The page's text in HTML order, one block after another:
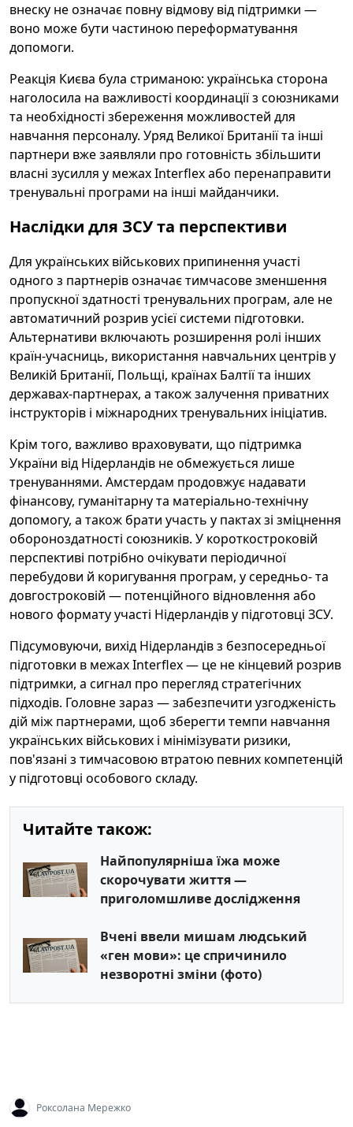
внеску не означає повну відмову від підтримки —
воно може бути частиною переформатування
допомоги.
Реакція Києва була стриманою: українська сторона
наголосила на важливості координації з союзниками
та необхідності збереження можливостей для
навчання персоналу. Уряд Великої Британії та інші
партнери вже заявляли про готовність збільшити
власні зусилля у межах Interflex або перенаправити
тренувальні програми на інші майданчики.
Наслідки для ЗСУ та перспективи
Для українських військових припинення участі
одного з партнерів означає тимчасове зменшення
пропускної здатності тренувальних програм, але не
автоматичний розрив усієї системи підготовки.
Альтернативи включають розширення ролі інших
країн-учасниць, використання навчальних центрів у
Великій Британії, Польщі, країнах Балтії та інших
державах-партнерах, а також залучення приватних
інструкторів і міжнародних тренувальних ініціатив.
Крім того, важливо враховувати, що підтримка
України від Нідерландів не обмежується лише
тренуваннями. Амстердам продовжує надавати
фінансову, гуманітарну та матеріально-технічну
допомогу, а також брати участь у пактах зі зміцнення
обороноздатності союзників. У короткостроковій
перспективі потрібно очікувати періодичної
перебудови й коригування програм, у середньо- та
довгостроковій — потенційного відновлення або
нового формату участі Нідерландів у підготовці ЗСУ.
Підсумовуючи, вихід Нідерландів з безпосередньої
підготовки в межах Interflex — це не кінцевий розрив
підтримки, а сигнал про перегляд стратегічних
підходів. Головне зараз — забезпечити узгодженість
дій між партнерами, щоб зберегти темпи навчання
українських військових і мінімізувати ризики,
пов'язані з тимчасовою втратою певних компетенцій
у підготовці особового складу.
Читайте також:
Найпопулярніша їжа може
скорочувати життя —
приголомшливе дослідження
Вчені ввели мишам людський
«ген мови»: це спричинило
незворотні зміни (фото)
Роксолана Мережко